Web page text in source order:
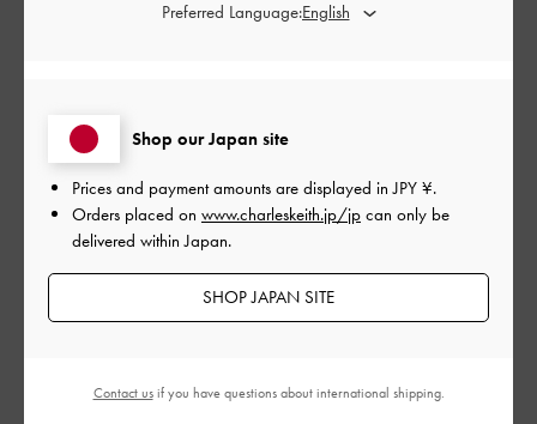
デザイン
もっと見る
Shop our Japan site
Prices and payment amounts are displayed inJPY ¥.
Orders placed on www.charleskeith.jp/jp can only be
delivered within Japan.
SHOP JAPAN SITE
Preferred Language:
Contact usif you have questions about international shipping.